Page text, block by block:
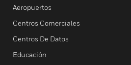
Aeropuertos
Centros Comerciales
Centros De Datos
Educación